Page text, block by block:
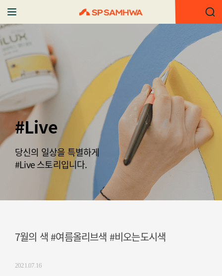
#Live
당신의 일상을 특별하게
#Live 스토리입니다.
7월의 색 #여름올리브색 #비오는도시색
2021.07.16